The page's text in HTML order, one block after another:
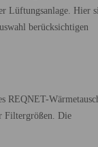
Lüftungsanlage. Hier
berücksichtigen
REQNET-
Filtergrößen. Die